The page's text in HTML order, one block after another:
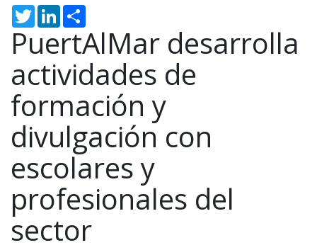
TwitterLinkedIn
PuertAlMar desarrolla
actividades de
formación y
divulgación con
escolares y
profesionales del
sector